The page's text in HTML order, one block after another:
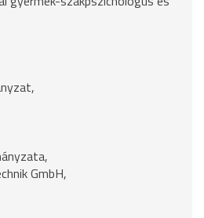
GmbH,